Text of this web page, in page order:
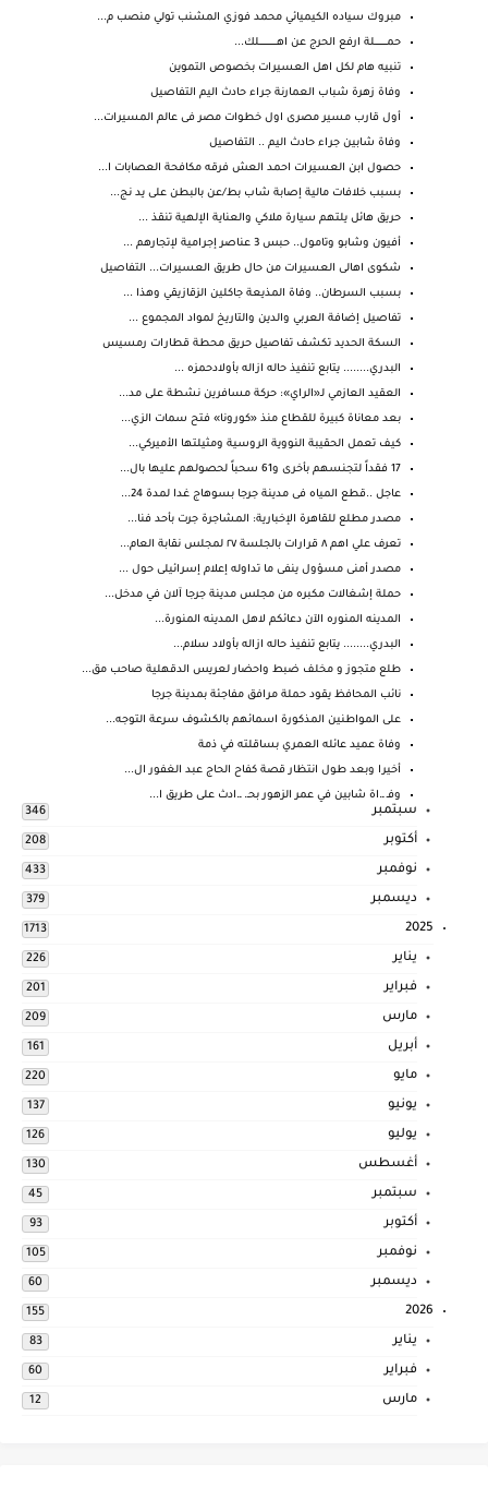
مبروك سياده الكيميائي محمد فوزي المشنب تولي منصب م...
حمـــــــــــلة ارفع الحرج عن اهــــــــــــــــلك...
تنبيه هام لكل اهل العسيرات بخصوص التموين
وفاة زهرة شباب العمارنة جراء حادث اليم التفاصيل
أول قارب مسير مصرى اول خطوات مصر فى عالم المسيرات...
وفاة شابين جراء حادث اليم .. التفاصيل
حصول ابن العسيرات احمد العش فرقه مكافحة العصابات ا...
بسبب خلافات مالية إصابة شاب بط/عن بالبطن على يد نج...
حريق هائل يلتهم سيارة ملاكي والعناية الإلهية تنقذ ...
أفيون وشابو وتامول.. حبس 3 عناصر إجرامية لإتجارهم ...
شكوى اهالى العسيرات من حال طريق العسيرات... التفاصيل
بسبب السرطان.. وفاة المذيعة جاكلين الزقازيقي وهذا ...
تفاصيل إضافة العربي والدين والتاريخ لمواد المجموع ...
السكة الحديد تكشف تفاصيل حريق محطة قطارات رمسيس
البدري........ يتابع تنفيذ حاله ازاله بأولادحمزه ...
العقيد العازمي لـ«الراي»: حركة مسافرين نشطة على مد...
بعد معاناة كبيرة للقطاع منذ «كورونا» فتح سمات الزي...
كيف تعمل الحقيبة النووية الروسية ومثيلتها الأميركي...
17 فقداً لتجنسهم بأخرى و61 سحباً لحصولهم عليها بال...
عاجل ..قطع المياه فى مدينة جرجا بسوهاج غدا لمدة 24...
مصدر مطلع للقاهرة الإخبارية: المشاجرة جرت بأحد فنا...
تعرف علي اهم ٨ قرارات بالجلسة ٢٧ لمجلس نقابة العام...
مصدر أمنى مسؤول ينفى ما تداوله إعلام إسرائيلى حول ...
حملة إشغالات مكبره من مجلس مدينة جرجا آلان في مدخل...
المدينه المنوره الآن دعائكم لاهل المدينه المنورة...
البدري........ يتابع تنفيذ حاله ازاله بأولاد سلام...
طلع متجوز و مخلف ضبط واحضار لعريس الدقهلية صاحب مق...
نائب المحافظ يقود حملة مرافق مفاجئة بمدينة جرجا
على المواطنين المذكورة اسمائهم بالكشوف سرعة التوجه...
وفاة عميد عائله العمري بساقلته في ذمة
أخيرا وبعد طول انتظار قصة كفاح الحاج عبد الغفور ال...
وفـ ـ.اة شابين في عمر الزهور بحـ. ـ.ادث على طريق ا...
سبتمبر 346
أكتوبر 208
نوفمبر 433
ديسمبر 379
2025
1713
يناير 226
فبراير 201
مارس 209
أبريل 161
مايو 220
يونيو 137
يوليو 126
أغسطس 130
سبتمبر 45
أكتوبر 93
نوفمبر 105
ديسمبر 60
2026
155
يناير 83
فبراير 60
مارس 12